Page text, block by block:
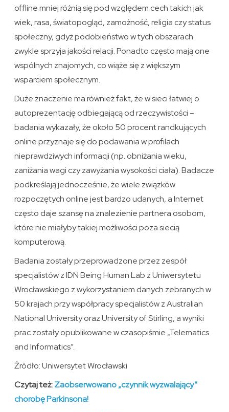
offline mniej różnią się pod względem cech takich jak
wiek, rasa, światopogląd, zamożność, religia czy status
społeczny, gdyż podobieństwo w tych obszarach
zwykle sprzyja jakości relacji. Ponadto często mają one
wspólnych znajomych, co wiąże się z większym
wsparciem społecznym.
Duże znaczenie ma również fakt, że w sieci łatwiej o
autoprezentację odbiegającą od rzeczywistości –
badania wykazały, że około 50 procent randkujących
online przyznaje się do podawania w profilach
nieprawdziwych informacji (np. obniżania wieku,
zaniżania wagi czy zawyżania wysokości ciała). Badacze
podkreślają jednocześnie, że wiele związków
rozpoczętych online jest bardzo udanych, a Internet
często daje szansę na znalezienie partnera osobom,
które nie miałyby takiej możliwości poza siecią
komputerową.
Badania zostały przeprowadzone przez zespół
specjalistów z IDN Being Human Lab z Uniwersytetu
Wrocławskiego z wykorzystaniem danych zebranych w
50 krajach przy współpracy specjalistów z Australian
National University oraz University of Stirling, a wyniki
prac zostały opublikowane w czasopiśmie „Telematics
and Informatics”.
Źródło: Uniwersytet Wrocławski
Czytaj też:Zaobserwowano „czynnik wyzwalający”
chorobę Parkinsona!